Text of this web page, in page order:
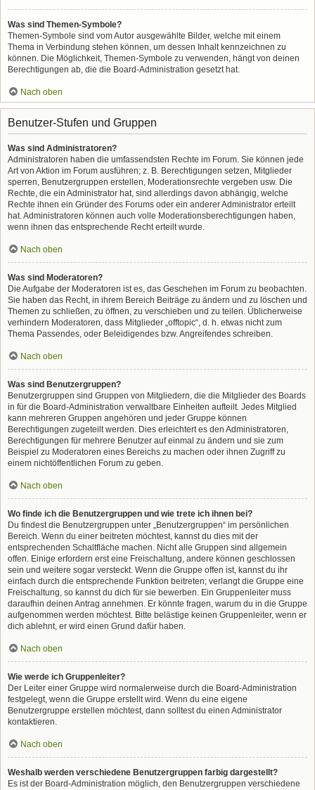
Was sind Themen-Symbole?
Themen-Symbole sind vom Autor ausgewählte Bilder, welche mit einem
Thema in Verbindung stehen können, um dessen Inhalt kennzeichnen zu
können. Die Möglichkeit, Themen-Symbole zu verwenden, hängt von deinen
Berechtigungen ab, die die Board-Administration gesetzt hat.
Nach oben
Benutzer-Stufen und Gruppen
Was sind Administratoren?
Administratoren haben die umfassendsten Rechte im Forum. Sie können jede
Art von Aktion im Forum ausführen; z. B. Berechtigungen setzen, Mitglieder
sperren, Benutzergruppen erstellen, Moderationsrechte vergeben usw. Die
Rechte, die ein Administrator hat, sind allerdings davon abhängig, welche
Rechte ihnen ein Gründer des Forums oder ein anderer Administrator erteilt
hat. Administratoren können auch volle Moderationsberechtigungen haben,
wenn ihnen das entsprechende Recht erteilt wurde.
Nach oben
Was sind Moderatoren?
Die Aufgabe der Moderatoren ist es, das Geschehen im Forum zu beobachten.
Sie haben das Recht, in ihrem Bereich Beiträge zu ändern und zu löschen und
Themen zu schließen, zu öffnen, zu verschieben und zu teilen. Üblicherweise
verhindern Moderatoren, dass Mitglieder „offtopic“, d. h. etwas nicht zum
Thema Passendes, oder Beleidigendes bzw. Angreifendes schreiben.
Nach oben
Was sind Benutzergruppen?
Benutzergruppen sind Gruppen von Mitgliedern, die die Mitglieder des Boards
in für die Board-Administration verwaltbare Einheiten aufteilt. Jedes Mitglied
kann mehreren Gruppen angehören und jeder Gruppe können
Berechtigungen zugeteilt werden. Dies erleichtert es den Administratoren,
Berechtigungen für mehrere Benutzer auf einmal zu ändern und sie zum
Beispiel zu Moderatoren eines Bereichs zu machen oder ihnen Zugriff zu
einem nichtöffentlichen Forum zu geben.
Nach oben
Wo finde ich die Benutzergruppen und wie trete ich ihnen bei?
Du findest die Benutzergruppen unter „Benutzergruppen“ im persönlichen
Bereich. Wenn du einer beitreten möchtest, kannst du dies mit der
entsprechenden Schaltfläche machen. Nicht alle Gruppen sind allgemein
offen. Einige erfordern erst eine Freischaltung, andere können geschlossen
sein und weitere sogar versteckt. Wenn die Gruppe offen ist, kannst du ihr
einfach durch die entsprechende Funktion beitreten; verlangt die Gruppe eine
Freischaltung, so kannst du dich für sie bewerben. Ein Gruppenleiter muss
daraufhin deinen Antrag annehmen. Er könnte fragen, warum du in die Gruppe
aufgenommen werden möchtest. Bitte belästige keinen Gruppenleiter, wenn er
dich ablehnt, er wird einen Grund dafür haben.
Nach oben
Wie werde ich Gruppenleiter?
Der Leiter einer Gruppe wird normalerweise durch die Board-Administration
festgelegt, wenn die Gruppe erstellt wird. Wenn du eine eigene
Benutzergruppe erstellen möchtest, dann solltest du einen Administrator
kontaktieren.
Nach oben
Weshalb werden verschiedene Benutzergruppen farbig dargestellt?
Es ist der Board-Administration möglich, den Benutzergruppen verschiedene